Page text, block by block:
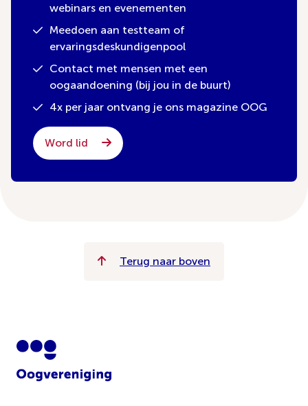
webinars en evenementen
Meedoen aan testteam of
ervaringsdeskundigenpool
Contact met mensen met een
oogaandoening (bij jou in de buurt)
4x per jaar ontvang je ons magazine OOG
Word lid
Terug naar boven